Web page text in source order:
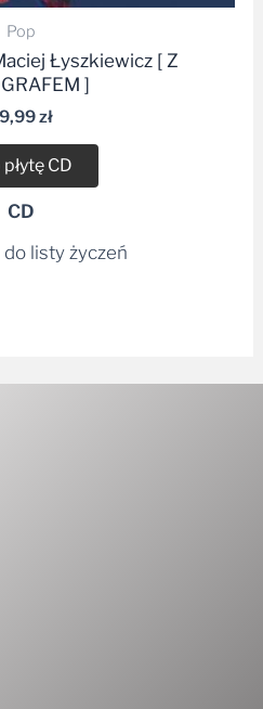
Łyszkiewicz [ Z
]
zł
płytę CD
CD
do listy życzeń